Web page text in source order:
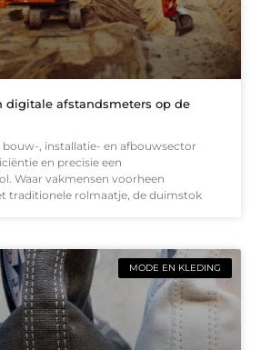
digitale afstandsmeters op de
bouw-, installatie- en afbouwsector
en precisie een
Waar vakmensen voorheen
traditionele rolmaatje, de duimstok
MODE EN KLEDING